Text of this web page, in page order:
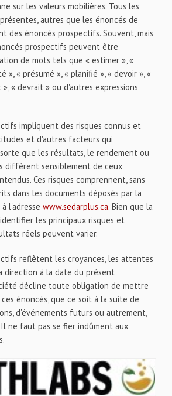
sur les valeurs mobilières. Tous les
autres que les énoncés de
des énoncés prospectifs. Souvent, mais
prospectifs peuvent être
de mots tels que « estimer », «
», « présumé », « planifié », « devoir », «
« devrait » ou d'autres expressions
impliquent des risques connus et
et d'autres facteurs qui
que les résultats, le rendement ou
diffèrent sensiblement de ceux
Ces risques comprennent, sans
dans les documents déposés par la
à l'adressewww.sedarplus.ca. Bien que la
les principaux risques et
réels peuvent varier.
reflètent les croyances, les attentes
direction à la date du présent
décline toute obligation de mettre
énoncés, que ce soit à la suite de
d'événements futurs ou autrement,
ne faut pas se fier indûment aux